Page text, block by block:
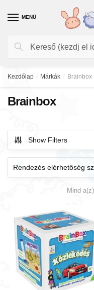
MENÜ
Keresés
Keresés
Kezdőlap / Márkák / Brainbox
Brainbox
Show Filters
Mind